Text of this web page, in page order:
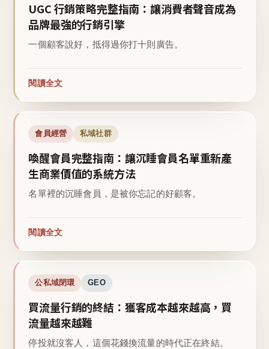
UGC 行銷策略完整指南：讓消費者聲音成為
品牌最強的行銷引擎
一個顧客說好，抵得過你打十則廣告。
閱讀全文
會員經營 私域社群
喚醒會員完整指南：讓沉睡會員名單重新產
生商業價值的系統方法
名單裡的沉睡會員，是被你忘記的好顧客。
閱讀全文
公私域閉環 GEO
買流量行銷的終結：獲客成本越來越高，買
流量越來越難
停投就沒客人，這個花錢換流量的時代正在終結。